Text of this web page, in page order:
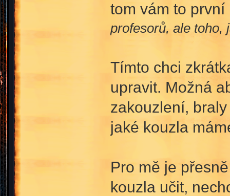
tom vám to
profesorů, ale toho,
Tímto chci
upravit. Možná
zakouzlení,
jaké kouzla
Pro mě je
kouzla učit,